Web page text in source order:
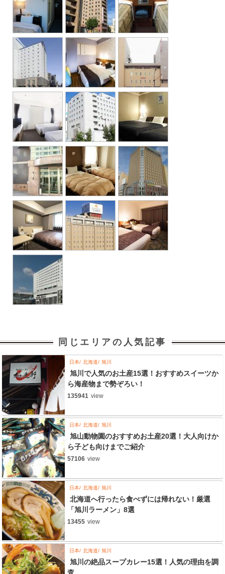
同じエリアの人気記事
日本 北海道 旭川
旭川で人気のお土産15選！おすすめスイーツか
ら海産物まで勢ぞろい！
135941 view
日本 北海道 旭川
旭山動物園のおすすめお土産20選！大人向けか
ら子ども向けまでご紹介
57106 view
日本 北海道 旭川
北海道へ行ったら食べずには帰れない！厳選
「旭川ラーメン」8選
13455 view
日本 北海道 旭川
旭川の絶品スープカレー15選！人気の理由を調